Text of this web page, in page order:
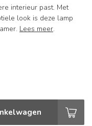
interieur past. Met
look is deze lamp
Lees meer.